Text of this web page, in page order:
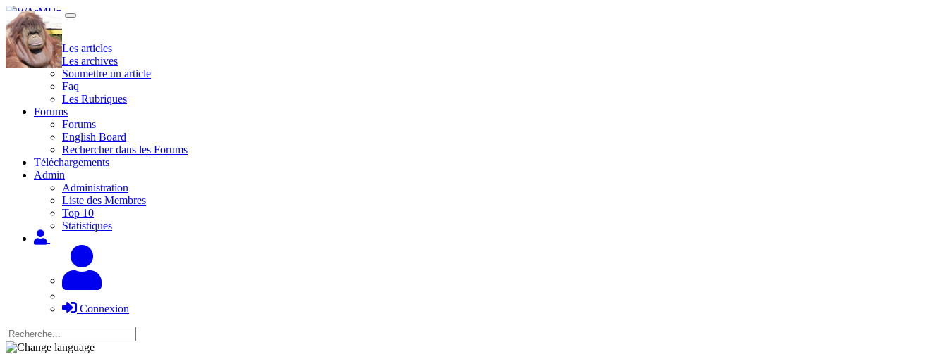
Site
Les articles
Les archives
Soumettre un article
Faq
Les Rubriques
Forums
Forums
English Board
Rechercher dans les Forums
Téléchargements
Admin
Administration
Liste des Membres
Top 10
Statistiques
Connexion